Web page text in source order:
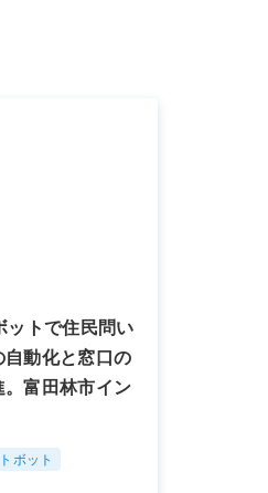
ットで住民問い
自動化と窓口の
。富田林市イン
ボット